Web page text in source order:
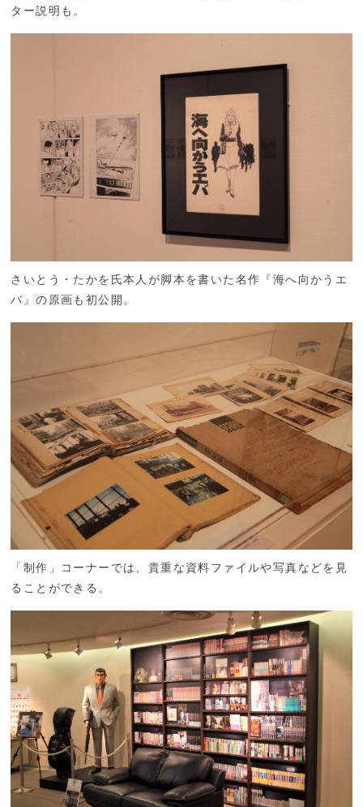
ター説明も。
さいとう・たかを氏本人が脚本を書いた名作『海へ向かうエ
バ』の原画も初公開。
「制作」コーナーでは、貴重な資料ファイルや写真などを見
ることができる。